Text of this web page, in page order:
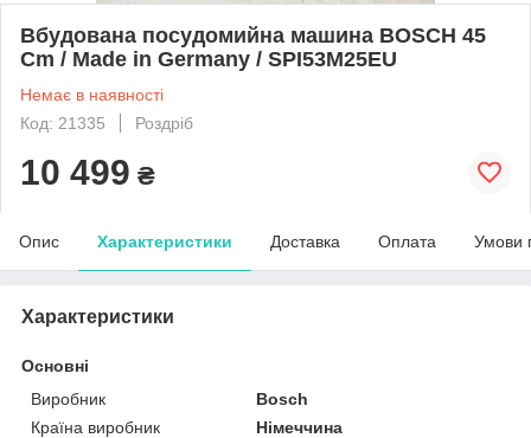
Вбудована посудомийна машина BOSCH 45
Cm / Made in Germany / SPI53M25EU
Немає в наявності
Код: 21335
Роздріб
10 499 ₴
Опис Характеристики Доставка Оплата Умови
Характеристики
Основні
Виробник
Bosch
Країна виробник
Німеччина